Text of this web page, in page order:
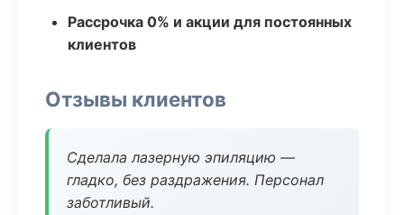
Рассрочка 0% и акции для постоянных
клиентов
Отзывы клиентов
Сделала лазерную эпиляцию —
гладко, без раздражения. Персонал
заботливый.